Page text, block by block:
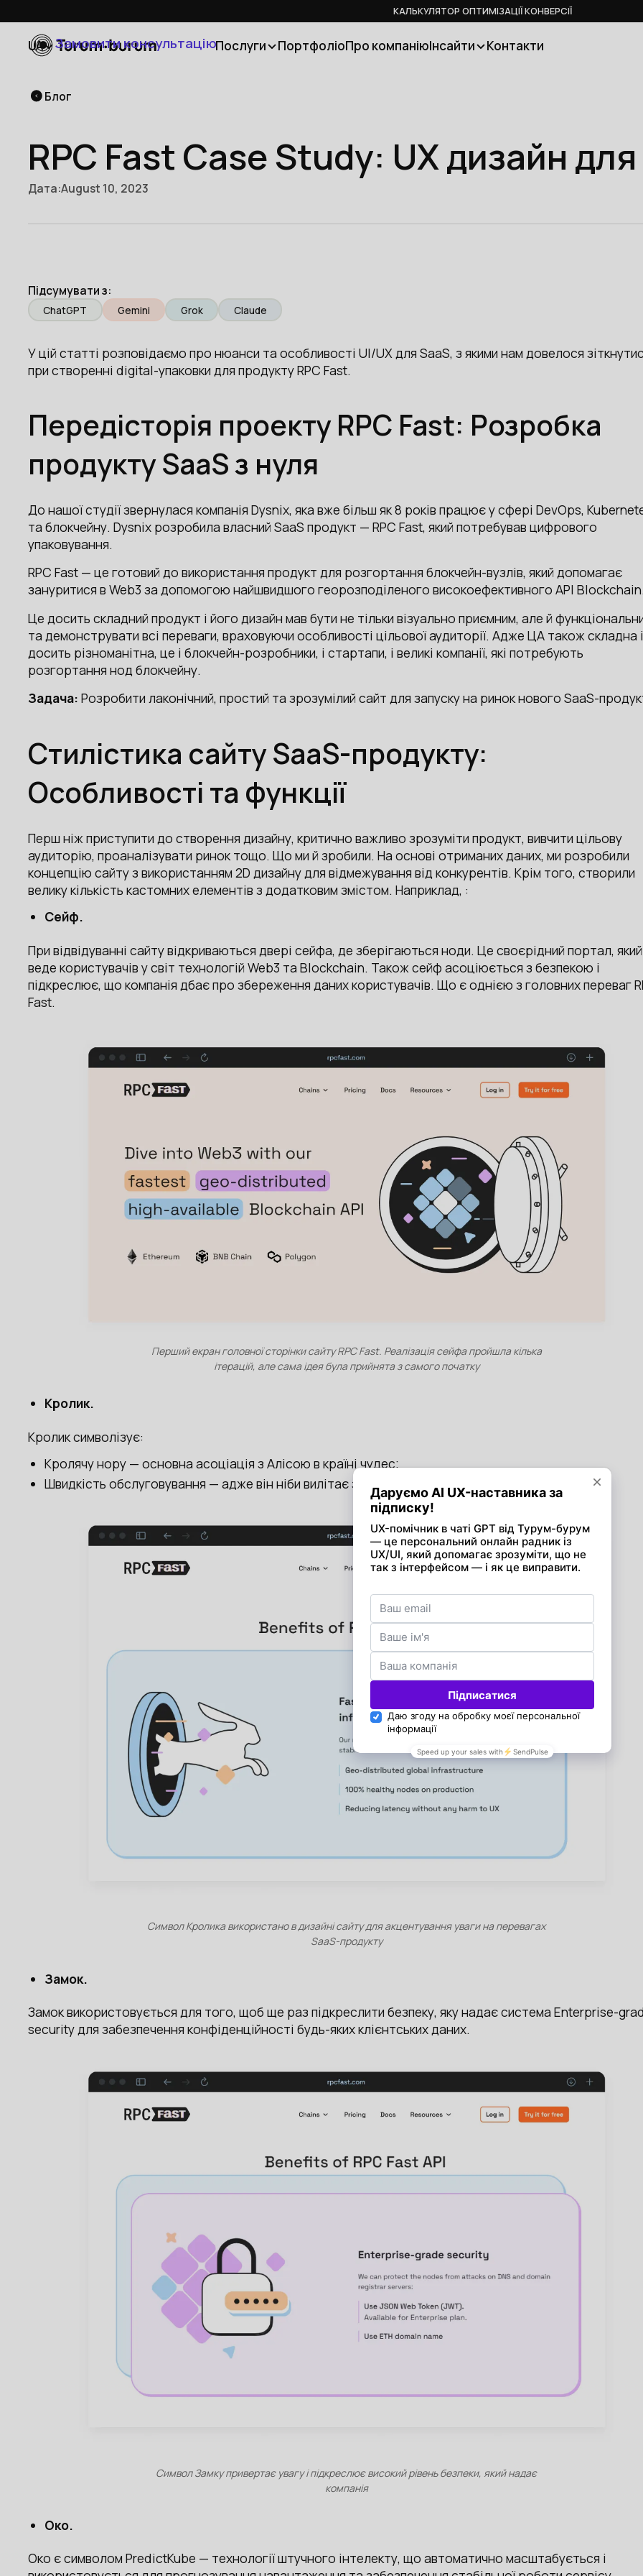
КАЛЬКУЛЯТОР ОПТИМІЗАЦІЇ КОНВЕРСІЇ
Послуги ПортфоліоПро компаніюІнсайти Контакти
UA Замовити консультацію
Блог
RPC Fast Case Study: UX дизайн
Дата:August 10, 2023
Підсумувати з:
ChatGPT Gemini Grok Claude
У цій статті розповідаємо про нюанси та особливості UI/UX для SaaS, з якими нам довелося
при створенні digital-упаковки для продукту RPC Fast.
Передісторія проекту RPC Fast: Розробка
продукту SaaS з нуля
До нашої студії звернулася компанія Dysnix, яка вже більш як 8 років працює у сфері DevOps,
та блокчейну. Dysnix розробила власний SaaS продукт — RPC Fast, який потребував цифрового
упаковування.
RPC Fast — це готовий до використання продукт для розгортання блокчейн-вузлів, який допомагає
зануритися в Web3 за допомогою найшвидшого георозподіленого високоефективного API
Це досить складний продукт і його дизайн мав бути не тільки візуально приємним, але й
та демонструвати всі переваги, враховуючи особливості цільової аудиторії. Адже ЦА також складна і
досить різноманітна, це і блокчейн-розробники, і стартапи, і великі компанії, які потребують
розгортання нод блокчейну.
Задача: Розробити лаконічний, простий та зрозумілий сайт для запуску на ринок нового SaaS-
Стилістика сайту SaaS-продукту:
Особливості та функції
Перш ніж приступити до створення дизайну, критично важливо зрозуміти продукт, вивчити цільову
аудиторію, проаналізувати ринок тощо. Що ми й зробили. На основі отриманих даних, ми розробили
концепцію сайту з використанням 2D дизайну для відмежування від конкурентів. Крім того, створили
велику кількість кастомних елементів з додатковим змістом. Наприклад, :
Сейф.
При відвідуванні сайту відкриваються двері сейфа, де зберігаються ноди. Це своєрідний портал, який
веде користувачів у світ технологій Web3 та Blockchain. Також сейф асоціюється з безпекою і
підкреслює, що компанія дбає про збереження даних користувачів. Що є однією з головних переваг
Fast.
Перший екран головної сторінки сайту RPC Fast. Реалізація сейфа пройшла кілька
ітерацій, але сама ідея була прийнята з самого початку
Кролик.
Кролик символізує:
Кролячу нору — основна асоціація з Алісою в країні чудес;
Швидкість обслуговування — адже він ніби вилітає з порталу і всі ці ноди несуться за ним.
Символ Кролика використано в дизайні сайту для акцентування уваги на перевагах
SaaS-продукту
Замок.
Замок використовується для того, щоб ще раз підкреслити безпеку, яку надає система Enterprise-
security для забезпечення конфіденційності будь-яких клієнтських даних.
Символ Замку привертає увагу і підкреслює високий рівень безпеки, який надає
компанія
Око.
Око є символом PredictKube — технології штучного інтелекту, що автоматично масштабується і